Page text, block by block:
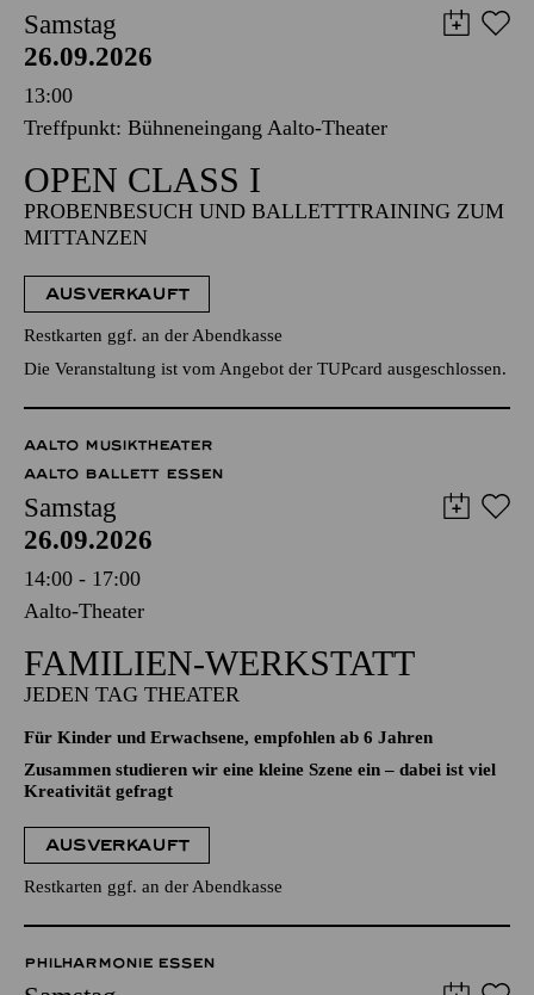
Samstag
26.09.2026
13:00
Treffpunkt: Bühneneingang Aalto-Theater
OPEN CLASS I
PROBENBESUCH UND BALLETTTRAINING ZUM
MITTANZEN
AUSVERKAUFT
Restkarten ggf. an der Abendkasse
Die Veranstaltung ist vom Angebot der TUPcard ausgeschlossen.
AALTO MUSIKTHEATER
AALTO BALLETT ESSEN
Samstag
26.09.2026
14:00 - 17:00
Aalto-Theater
FAMILIEN-WERKSTATT
JEDEN TAG THEATER
Für Kinder und Erwachsene, empfohlen ab 6 Jahren
Zusammen studieren wir eine kleine Szene ein – dabei ist viel
Kreativität gefragt
AUSVERKAUFT
Restkarten ggf. an der Abendkasse
PHILHARMONIE ESSEN